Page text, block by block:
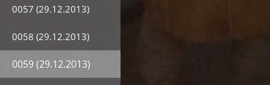
0057 (29.12.2013)
0058 (29.12.2013)
0059 (29.12.2013)